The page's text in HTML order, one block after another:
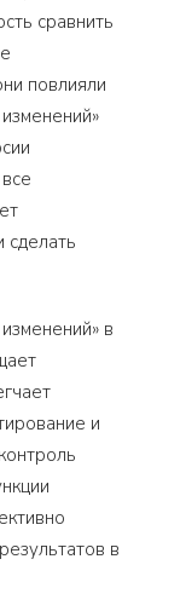
сравнить
повлияли
сделать
в
и
в